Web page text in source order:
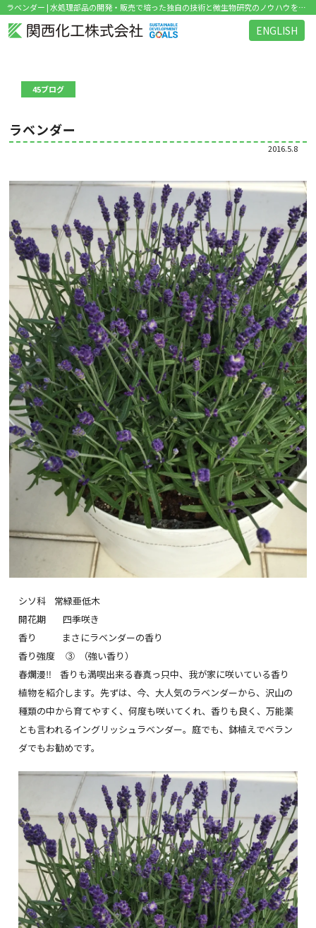
ラベンダー | 水処理部品の開発・販売で培った独自の技術と微生物研究のノウハウを活かした環境関連ビジネス を展開
ENGLISH
45ブログ
ラベンダー
2016.5.8
シソ科 常緑亜低木
開花期 四季咲き
香り まさにラベンダーの香り
香り強度 ③ （強い香り）
春爛漫‼️ 香りも満喫出来る春真っ只中、我が家に咲いている香り
植物を紹介します。先ずは、今、大人気のラベンダーから、沢山の
種類の中から育てやすく、何度も咲いてくれ、香りも良く、万能薬
とも言われるイングリッシュラベンダー。庭でも、鉢植えでベラン
ダでもお勧めです。